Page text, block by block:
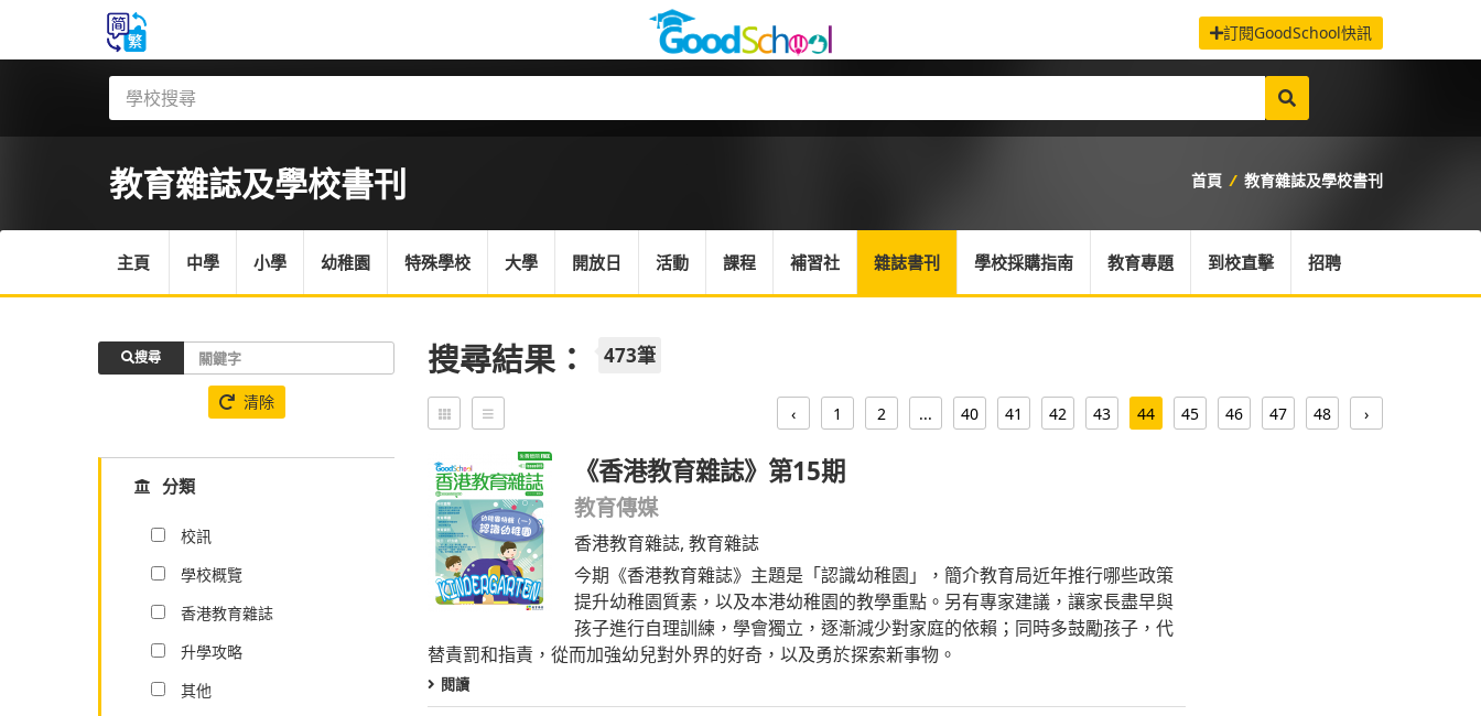
訂閱GoodSchool快訊
教育雜誌及學校書刊 首頁 / 教育雜誌及學校書刊
主頁 中學 小學 幼稚園 特殊學校 大學 開放日 活動 課程 補習社 雜誌書刊 學校採購指南 教育專題 到校直擊 招聘
搜尋結果： 473筆
‹ 1 2 ... 40 41 42 43 44 45 46 47 48 ›
《香港教育雜誌》第15期
教育傳媒
香港教育雜誌, 教育雜誌
今期《香港教育雜誌》主題是「認識幼稚園」，簡介教育局近年推行哪些政策
提升幼稚園質素，以及本港幼稚園的教學重點。另有專家建議，讓家長盡早與
孩子進行自理訓練，學會獨立，逐漸減少對家庭的依賴；同時多鼓勵孩子，代
替責罰和指責，從而加強幼兒對外界的好奇，以及勇於探索新事物。
閱讀
搜尋
清除
分類
校訊
學校概覽
香港教育雜誌
升學攻略
其他